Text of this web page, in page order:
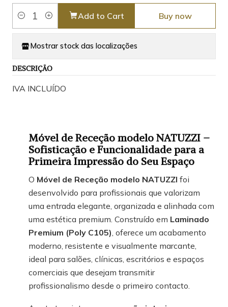
Quantity
Add to Cart Buy now
Mostrar stock das localizações
DESCRIÇÃO
IVA INCLUÍDO
Móvel de Receção modelo NATUZZI –
Sofisticação e Funcionalidade para a
Primeira Impressão do Seu Espaço
O Móvel de Receção modelo NATUZZI foi
desenvolvido para profissionais que valorizam
uma entrada elegante, organizada e alinhada com
uma estética premium. Construído em Laminado
Premium (Poly C105) , oferece um acabamento
moderno, resistente e visualmente marcante,
ideal para salões, clínicas, escritórios e espaços
comerciais que desejam transmitir
profissionalismo desde o primeiro contacto.